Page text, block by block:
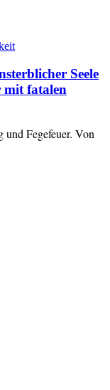
Seele
mit fatalen
Fegefeuer. Von